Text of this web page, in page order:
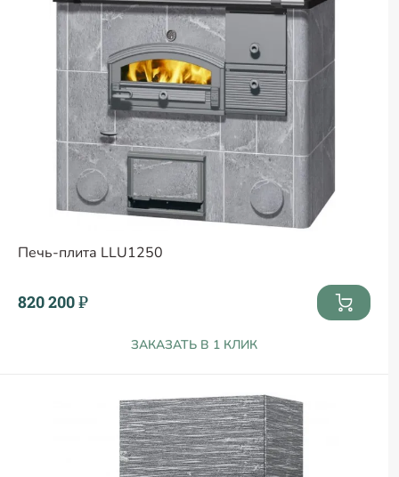
Печь-плита LLU1250
820 200 ₽
ЗАКАЗАТЬ В 1 КЛИК